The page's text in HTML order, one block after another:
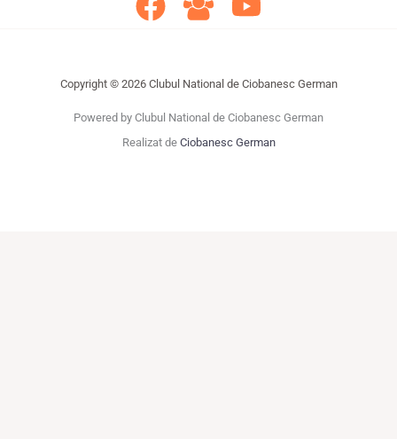
Copyright © 2026 Clubul National de Ciobanesc German
Powered by Clubul National de Ciobanesc German
Realizat de Ciobanesc German